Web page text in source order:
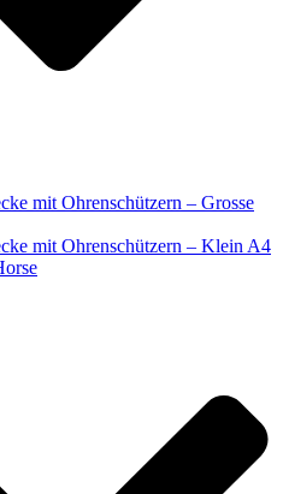
mit Ohrenschützern – Grosse
mit Ohrenschützern – Klein A4